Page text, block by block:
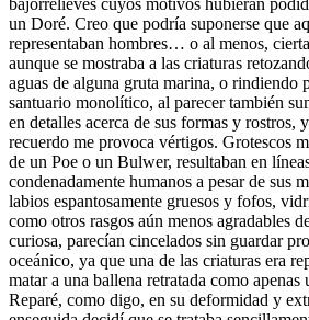
bajorrelieves cuyos motivos hubieran
un Doré. Creo que podría suponerse que
representaban hombres… o al menos,
aunque se mostraba a las criaturas
aguas de alguna gruta marina, o rindiendo
santuario monolítico, al parecer también
en detalles acerca de sus formas y rostros,
recuerdo me provoca vértigos. Grotescos
de un Poe o un Bulwer, resultaban en
condenadamente humanos a pesar de sus
labios espantosamente gruesos y fofos,
como otros rasgos aún menos agradables
curiosa, parecían cincelados sin guardar
oceánico, ya que una de las criaturas era
matar a una ballena retratada como apenas
Reparé, como digo, en su deformidad y